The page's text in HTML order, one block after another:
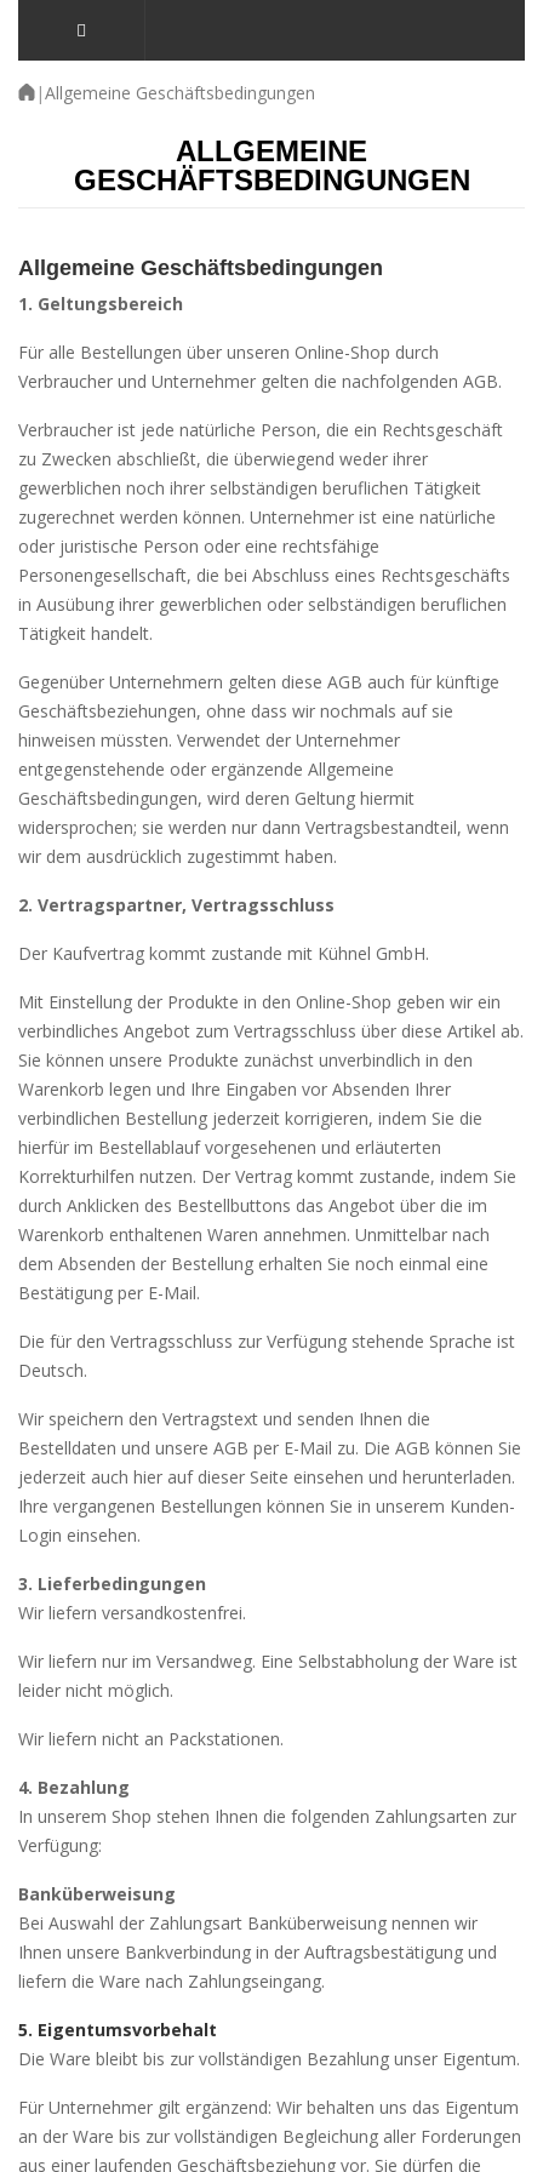
|Allgemeine Geschäftsbedingungen
ALLGEMEINE
GESCHÄFTSBEDINGUNGEN
Allgemeine Geschäftsbedingungen
1. Geltungsbereich
Für alle Bestellungen über unseren Online-Shop durch
Verbraucher und Unternehmer gelten die nachfolgenden AGB.
Verbraucher ist jede natürliche Person, die ein Rechtsgeschäft
zu Zwecken abschließt, die überwiegend weder ihrer
gewerblichen noch ihrer selbständigen beruflichen Tätigkeit
zugerechnet werden können. Unternehmer ist eine natürliche
oder juristische Person oder eine rechtsfähige
Personengesellschaft, die bei Abschluss eines Rechtsgeschäfts
in Ausübung ihrer gewerblichen oder selbständigen beruflichen
Tätigkeit handelt.
Gegenüber Unternehmern gelten diese AGB auch für künftige
Geschäftsbeziehungen, ohne dass wir nochmals auf sie
hinweisen müssten. Verwendet der Unternehmer
entgegenstehende oder ergänzende Allgemeine
Geschäftsbedingungen, wird deren Geltung hiermit
widersprochen; sie werden nur dann Vertragsbestandteil, wenn
wir dem ausdrücklich zugestimmt haben.
2. Vertragspartner, Vertragsschluss
Der Kaufvertrag kommt zustande mit Kühnel GmbH.
Mit Einstellung der Produkte in den Online-Shop geben wir ein
verbindliches Angebot zum Vertragsschluss über diese Artikel ab.
Sie können unsere Produkte zunächst unverbindlich in den
Warenkorb legen und Ihre Eingaben vor Absenden Ihrer
verbindlichen Bestellung jederzeit korrigieren, indem Sie die
hierfür im Bestellablauf vorgesehenen und erläuterten
Korrekturhilfen nutzen. Der Vertrag kommt zustande, indem Sie
durch Anklicken des Bestellbuttons das Angebot über die im
Warenkorb enthaltenen Waren annehmen. Unmittelbar nach
dem Absenden der Bestellung erhalten Sie noch einmal eine
Bestätigung per E-Mail.
Die für den Vertragsschluss zur Verfügung stehende Sprache ist
Deutsch.
Wir speichern den Vertragstext und senden Ihnen die
Bestelldaten und unsere AGB per E-Mail zu. Die AGB können Sie
jederzeit auch hier auf dieser Seite einsehen und herunterladen.
Ihre vergangenen Bestellungen können Sie in unserem Kunden-
Login einsehen.
3. Lieferbedingungen
Wir liefern versandkostenfrei.
Wir liefern nur im Versandweg. Eine Selbstabholung der Ware ist
leider nicht möglich.
Wir liefern nicht an Packstationen.
4. Bezahlung
In unserem Shop stehen Ihnen die folgenden Zahlungsarten zur
Verfügung:
Banküberweisung
Bei Auswahl der Zahlungsart Banküberweisung nennen wir
Ihnen unsere Bankverbindung in der Auftragsbestätigung und
liefern die Ware nach Zahlungseingang.
5. Eigentumsvorbehalt
Die Ware bleibt bis zur vollständigen Bezahlung unser Eigentum.
Für Unternehmer gilt ergänzend: Wir behalten uns das Eigentum
an der Ware bis zur vollständigen Begleichung aller Forderungen
aus einer laufenden Geschäftsbeziehung vor. Sie dürfen die